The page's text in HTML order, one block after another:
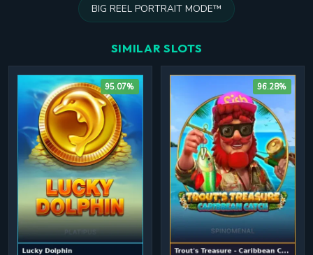
BIG REEL PORTRAIT MODE™
SIMILAR SLOTS
95.07% 96.28%